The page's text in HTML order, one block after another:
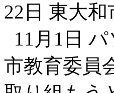
22日 東大
11月1日
市教育委員